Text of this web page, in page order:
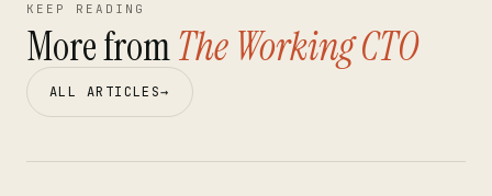
KEEP READING
More fromThe Working CTO
ALL ARTICLES→